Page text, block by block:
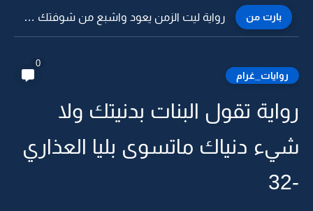
بارت من رواية ليت الزمن يعود واشبع من شوفتك يا حبيبي -13
روايات_غرام
0
رواية تقول البنات بدنيتك ولا
شيء دنياك ماتسوى بليا العذاري
-32